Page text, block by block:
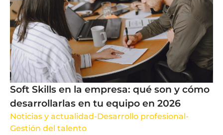
Soft Skills en la empresa: qué son y cómo
desarrollarlas en tu equipo en 2026
Noticias y actualidad-Desarrollo profesional-
Gestión del talento